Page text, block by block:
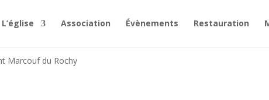
Marcouf du Rochy
L’église Association Évènements Restauration